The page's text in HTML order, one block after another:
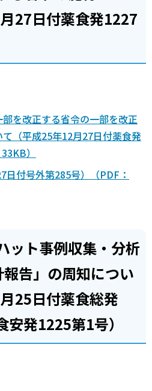
27日付薬食発1227
を改正する省令の一部を改正
（平成25年12月27日付薬食発
）
日付号外第285号）（PDF：
ット事例収集・分析
告」の周知につい
25日付薬食総発
発1225第1号）